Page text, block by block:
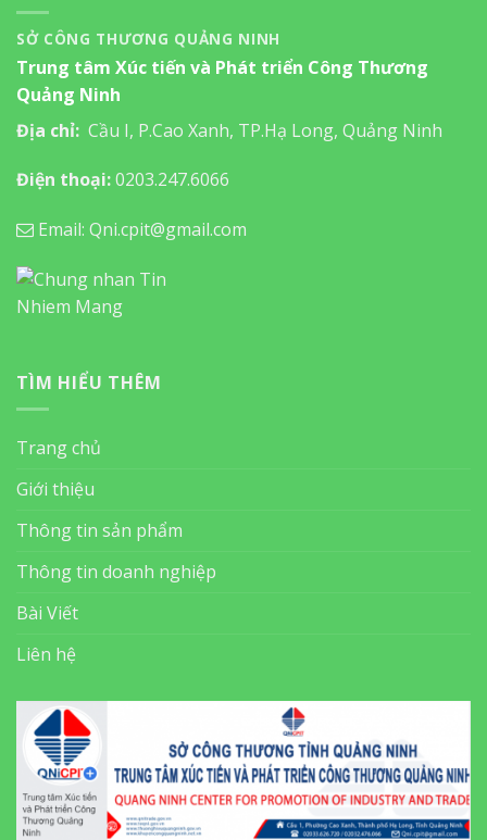
SỞ CÔNG THƯƠNG QUẢNG NINH
Trung tâm Xúc tiến và Phát triển Công Thương
Quảng Ninh
Địa chỉ: Cầu I, P.Cao Xanh, TP.Hạ Long, Quảng Ninh
Điện thoại:0203.247.6066
Email: Qni.cpit@gmail.com
TÌM HIỂU THÊM
Trang chủ
Giới thiệu
Thông tin sản phẩm
Thông tin doanh nghiệp
Bài Viết
Liên hệ